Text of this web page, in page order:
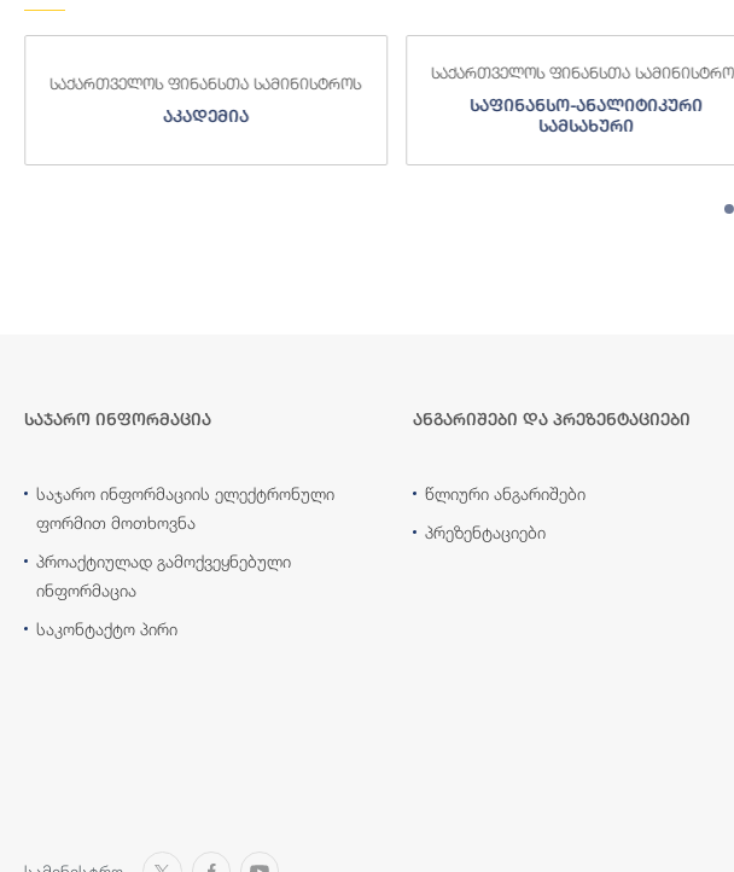
საფინანსო-ანალიტიკური
სამსახური
საქართველოს ფინანსთა
საგამოძიებო სამსახური
საჯარო ინფორმაცია
საჯარო ინფორმაციის ელექტრონული
ფორმით მოთხოვნა
პროაქტიულად გამოქვეყნებული
ინფორმაცია
საკონტაქტო პირი
ანგარიშები და პრეზენტაციები
წლიური ანგარიშები
პრეზენტაციები